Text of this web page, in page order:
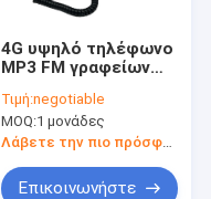
4G υψηλό τηλέφωνο
MP3 FM γραφείων
καθορισμού ραδιο
SMS με τη διπλή
κάρτα Sim
Τιμή:negotiable
MOQ:1 μονάδες
Λάβετε την πιο πρόσφατη τιμή
Επικοινωνήστε